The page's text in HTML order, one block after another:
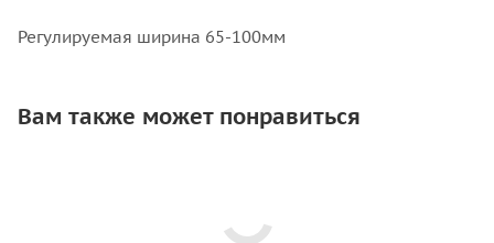
Регулируемая ширина 65-100мм
Вам также может понравиться